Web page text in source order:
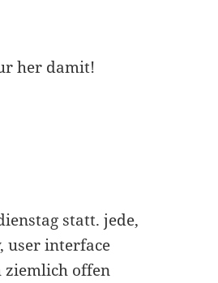
her damit!
statt. jede,
user interface
ziemlich offen